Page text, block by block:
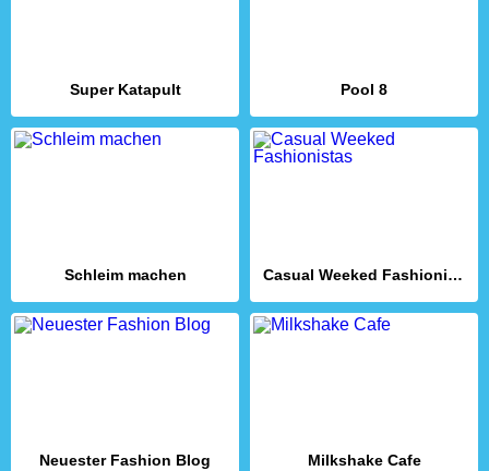
Super Katapult Pool 8
Schleim machen Casual Weeked Fashionistas
Neuester Fashion Blog Milkshake Cafe